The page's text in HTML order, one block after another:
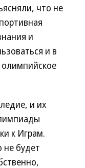
что не
и
и в
и их
к Играм.
будет